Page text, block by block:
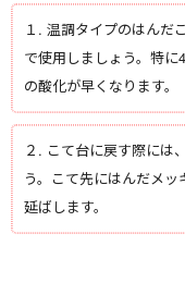
１. 温調タイプのはん
で使用しましょう。特
の酸化が早くなります。
２. こて台に戻す際には
う。こて先にはんだメ
延ばします。